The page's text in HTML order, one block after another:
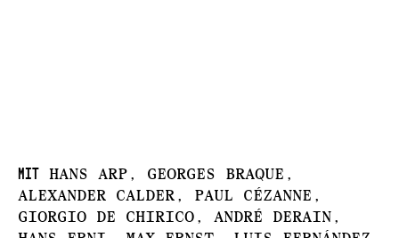
Mit Hans Arp, Georges Braque,
Alexander Calder, Paul Cézanne,
Giorgio de Chirico, André Derain,